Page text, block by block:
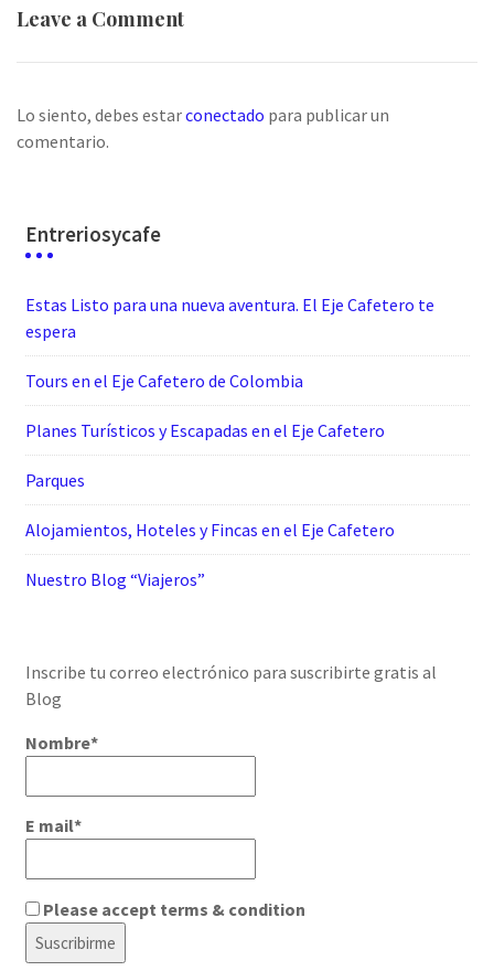
Leave a Comment
Lo siento, debes estarconectado para publicar un
comentario.
Entreriosycafe
Estas Listo para una nueva aventura. El Eje Cafetero te
espera
Tours en el Eje Cafetero de Colombia
Planes Turísticos y Escapadas en el Eje Cafetero
Parques
Alojamientos, Hoteles y Fincas en el Eje Cafetero
Nuestro Blog “Viajeros”
Inscribe tu correo electrónico para suscribirte gratis al
Blog
Nombre*
E mail*
Please accept terms & condition